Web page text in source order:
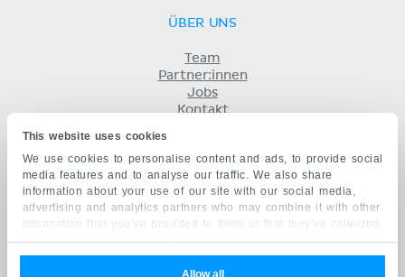
This website uses cookies
We use cookies to personalise content and ads, to provide social
media features and to analyse our traffic. We also share
information about your use of our site with our social media,
advertising and analytics partners who may combine it with other
information that you’ve provided to them or that they’ve collected
from your use of their services.
Allow all
ÜBER UNS
Team
Partner:innen
Jobs
Kontakt
Geschäftsbedingungen
Datenschutz
KENHUB AUF...
English